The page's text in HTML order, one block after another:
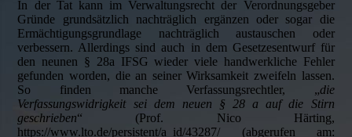
In der Tat kann im Verwaltungsrecht der Verordnungsgeber
Gründe grundsätzlich nachträglich ergänzen oder sogar die
Ermächtigungsgrundlage nachträglich austauschen oder
verbessern. Allerdings sind auch in dem Gesetzesentwurf für
den neunen § 28a IFSG wieder viele handwerkliche Fehler
gefunden worden, die an seiner Wirksamkeit zweifeln lassen.
So finden manche Verfassungsrechtler, „die
Verfassungswidrigkeit sei dem neuen § 28 a auf die Stirn
geschrieben“ (Prof. Nico Härting,
https://www.lto.de/persistent/a_id/43287/ (abgerufen am: